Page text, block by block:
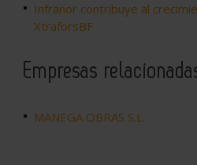
Infranor contribuye al
XtraforsBF
Empresas
MANEGA OBRAS S.L.